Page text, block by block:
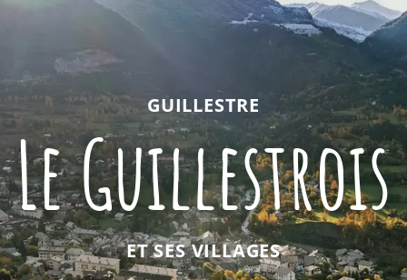
GUILLESTRE
Le Guillestrois
ET SES VILLAGES